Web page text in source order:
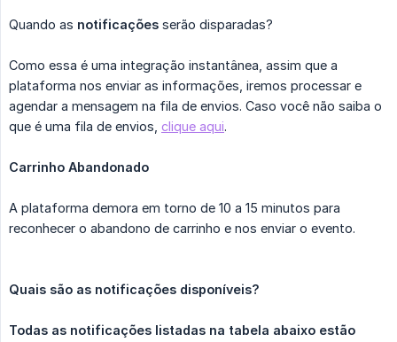
Quando as notificações serão disparadas?
Como essa é uma integração instantânea, assim que a
plataforma nos enviar as informações, iremos processar e
agendar a mensagem na fila de envios. Caso você não saiba o
que é uma fila de envios, clique aqui.
Carrinho Abandonado
A plataforma demora em torno de 10 a 15 minutos para
reconhecer o abandono de carrinho e nos enviar o evento.
Quais são as notificações disponíveis?
Todas as notificações listadas na tabela abaixo estão